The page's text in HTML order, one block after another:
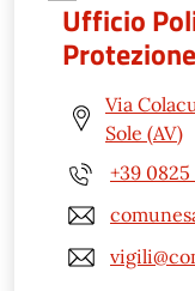
Ufficio
Via
Sole (AV)
+39 0825